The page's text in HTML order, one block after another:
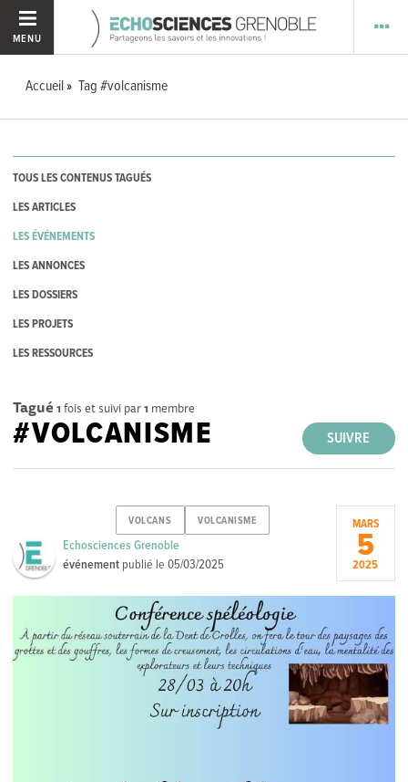
MENU
Accueil Tag #volcanisme
TOUS LES CONTENUS TAGUÉS
LES ARTICLES
LES ÉVÉNEMENTS
LES ANNONCES
LES DOSSIERS
LES PROJETS
LES RESSOURCES
Tagué 1 fois et suivi par1 membre
SUIVRE
#VOLCANISME
VOLCANS VOLCANISME
Echosciences Grenoble
événement publié le05/03/2025
MARS
5
2025